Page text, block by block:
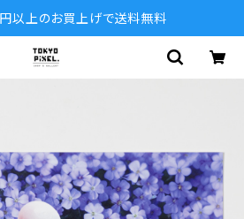
以上のお買上げで送料無料